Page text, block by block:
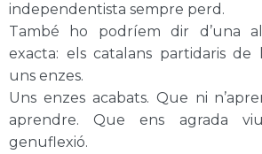
independentista sempre perd.
També ho podríem dir d’una
exacta: els catalans partidaris de
uns enzes.
Uns enzes acabats. Que ni
aprendre. Que ens agrada
genuflexió.